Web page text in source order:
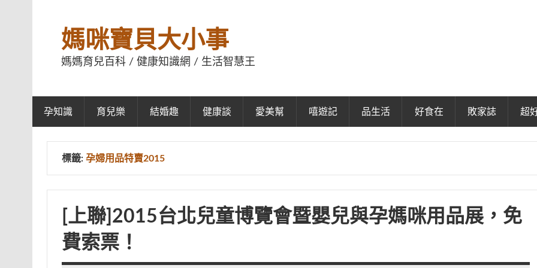
媽咪寶貝大小事
媽媽育兒百科 / 健康知識網 / 生活智慧王
孕知識 育兒樂 結婚趣 健康談 愛美幫 嘻遊記 品生活 好食在 敗家誌 超
標籤: 孕婦用品特賣2015
[上聯]2015台北兒童博覽會暨嬰兒與孕媽咪用品展，免
費索票！